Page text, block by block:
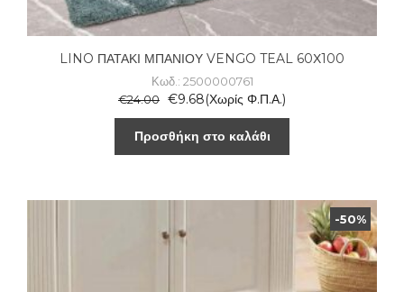
LINO ΠΑΤΑΚΙ ΜΠΑΝΙΟΥ VENGO TEAL 60Χ100
Κωδ.: 2500000761
€24.00 €9.68(Χωρίς Φ.Π.Α.)
Προσθήκη στο καλάθι
-50%